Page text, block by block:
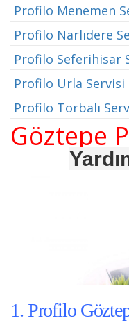
Profilo Menemen
Profilo Narlıdere
Profilo Seferihisar
Profilo Urla Servisi
Profilo Torbalı
Göztepe
1. Profilo